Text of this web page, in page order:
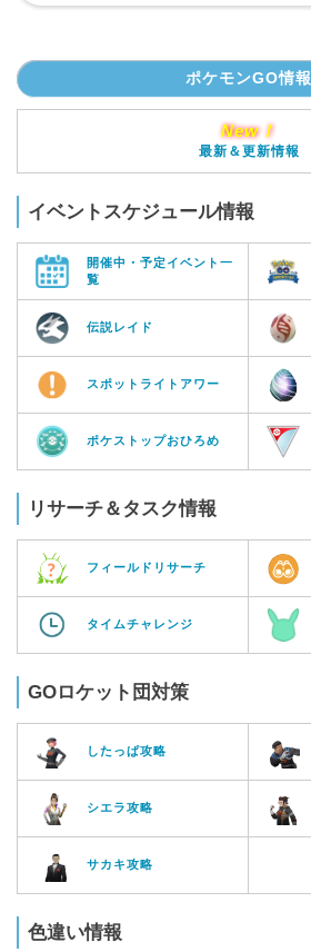
ポケモンGO情報
New！
最新＆更新情報
イベントスケジュール情報
開催中・予定イベント一
覧
伝説レイド
スポットライトアワー
ポケストップおひろめ
リサーチ＆タスク情報
フィールドリサーチ
タイムチャレンジ
GOロケット団対策
したっぱ攻略
シエラ攻略
サカキ攻略
色違い情報